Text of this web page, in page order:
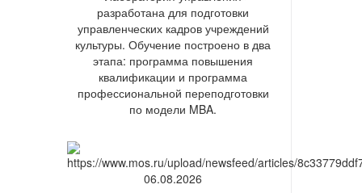
разработана для подготовки
управленческих кадров учреждений
культуры. Обучение построено в два
этапа: программа повышения
квалификации и программа
профессиональной переподготовки
по модели MBA.
06.08.2026